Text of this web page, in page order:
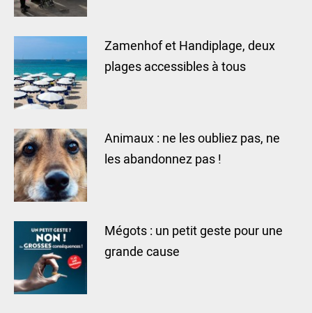
Zamenhof et Handiplage, deux
plages accessibles à tous
Animaux : ne les oubliez pas, ne
les abandonnez pas !
Mégots : un petit geste pour une
grande cause